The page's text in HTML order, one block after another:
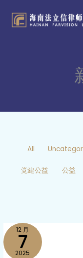
category
All
党建公益 公益
12 月
7
2025
法
立
信